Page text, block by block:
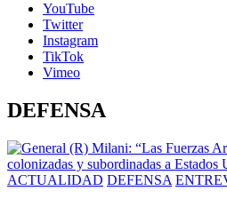
YouTube
Twitter
Instagram
TikTok
Vimeo
DEFENSA
ACTUALIDAD DEFENSA